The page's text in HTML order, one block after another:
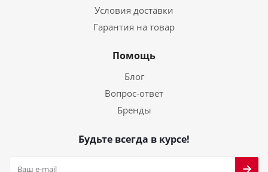
Условия доставки
Гарантия на товар
Помощь
Блог
Вопрос-ответ
Бренды
Будьте всегда в курсе!